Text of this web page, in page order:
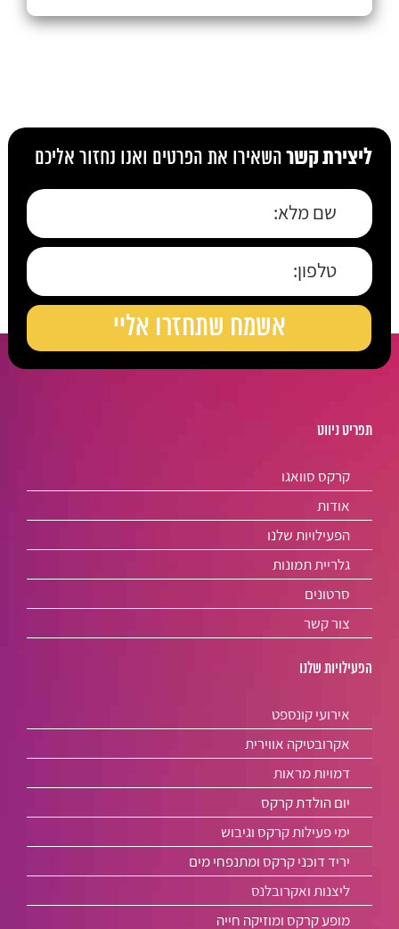
ליצירת קשרהשאירו את הפרטים ואנו נחזור אליכם
תפריט ניווט
קרקס סוואגו
אודות
הפעילויות שלנו
גלריית תמונות
סרטונים
צור קשר
הפעילויות שלנו
אירועי קונספט
אקרובטיקה אווירית
דמויות מראות
יום הולדת קרקס
ימי פעילות קרקס וגיבוש
יריד דוכני קרקס ומתנפחי מים
ליצנות ואקרובלנס
מופע קרקס ומוזיקה חייה